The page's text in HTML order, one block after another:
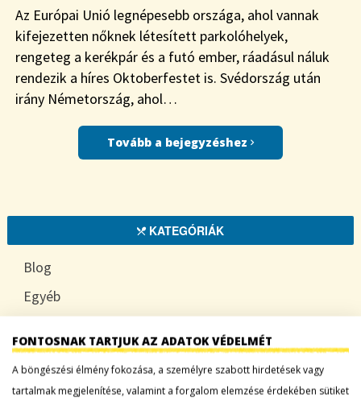
Az Európai Unió legnépesebb országa, ahol vannak
kifejezetten nőknek létesített parkolóhelyek,
rengeteg a kerékpár és a futó ember, ráadásul náluk
rendezik a híres Oktoberfestet is. Svédország után
irány Németország, ahol…
Tovább a bejegyzéshez
KATEGÓRIÁK
Blog
Egyéb
TUDATOSAN
FONTOSNAK TARTJUK AZ ADATOK VÉDELMÉT
A böngészési élmény fokozása, a személyre szabott hirdetések vagy
tartalmak megjelenítése, valamint a forgalom elemzése érdekében sütiket